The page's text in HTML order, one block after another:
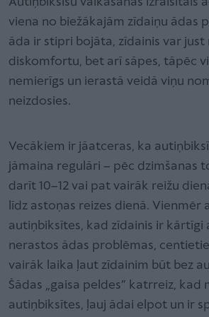
viena no biežākajām zīdaiņu ādas
āda ir stipri bojāta, zīdainis var just
diskomfortu, bet arī sāpes, tāpēc
nemierīgs un ierastā veidā viņu
neizdosies.
Vecākiem ir jāatceras, ka
jāmaina regulāri – pēc dzimšanas
darīt 10–12 vai pat vairāk reižu
līdz astoņas reizes dienā. Vienmēr
autiņbiksītes, kad zīdainis ir kārtīgi
nerastos ādas problēmas,
vairāk laika ļaut zīdainim būt bez
Šādas „gaisa peldes” katrreiz, kad
autiņbiksītes, ļauj ādai elpot un ir